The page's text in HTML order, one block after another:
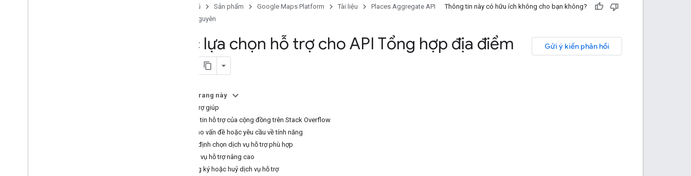
Trang chủ Sản phẩm Google Maps Platform Tài liệu
Places Aggregate API
Tài nguyên
Thông tin này có hữu ích không cho bạn không?
Gửi ý kiến phản hồi
Các lựa chọn hỗ trợ cho API Tổng hợp địa điểm
Trên trang này
Nhận trợ giúp
Thông tin hỗ trợ của cộng đồng trên Stack Overflow
Báo cáo vấn đề hoặc yêu cầu về tính năng
Quyết định chọn dịch vụ hỗ trợ phù hợp
Dịch vụ hỗ trợ nâng cao
Đăng ký hoặc huỷ dịch vụ hỗ trợ